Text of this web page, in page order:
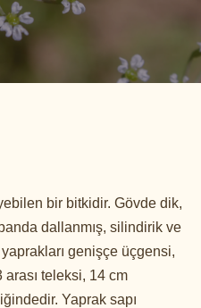
bir bitkidir. Gövde dik,
dallanmış, silindirik ve
yaprakları genişçe üçgensi,
arası teleksi, 14 cm
Yaprak sapı